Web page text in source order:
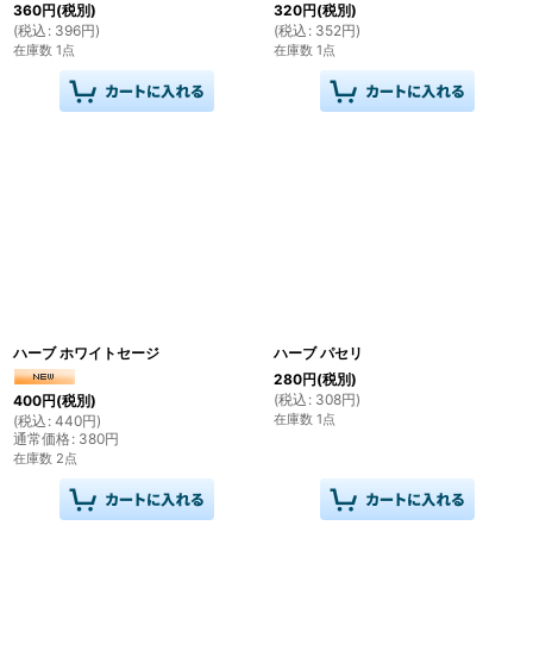
360円(税別)
(税込 : 396円)
在庫数 1点
320円(税別)
(税込 : 352円)
在庫数 1点
ハーブ ホワイトセージ
400円(税別)
(税込 : 440円)
通常価格: 380円
在庫数 2点
ハーブ パセリ
280円(税別)
(税込 : 308円)
在庫数 1点